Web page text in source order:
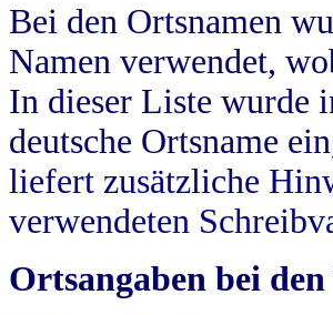
Bei den Ortsnamen
Namen verwendet,
In dieser Liste wurde
deutsche Ortsname
liefert zusätzliche
verwendeten
Ortsangaben bei